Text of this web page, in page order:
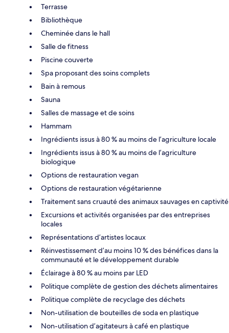
Terrasse
Bibliothèque
Cheminée dans le hall
Salle de fitness
Piscine couverte
Spa proposant des soins complets
Bain à remous
Sauna
Salles de massage et de soins
Hammam
Ingrédients issus à 80 % au moins de l’agriculture locale
Ingrédients issus à 80 % au moins de l’agriculture
biologique
Options de restauration vegan
Options de restauration végétarienne
Traitement sans cruauté des animaux sauvages en captivité
Excursions et activités organisées par des entreprises
locales
Représentations d’artistes locaux
Réinvestissement d’au moins 10 % des bénéfices dans la
communauté et le développement durable
Éclairage à 80 % au moins par LED
Politique complète de gestion des déchets alimentaires
Politique complète de recyclage des déchets
Non-utilisation de bouteilles de soda en plastique
Non-utilisation d’agitateurs à café en plastique